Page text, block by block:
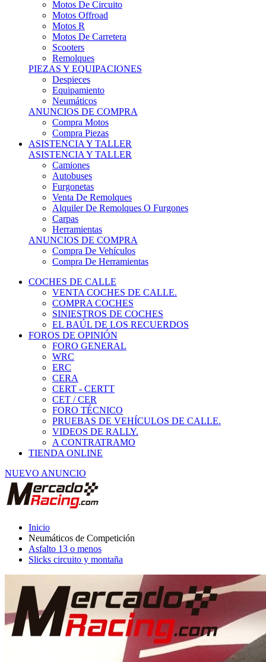
Motos R
Motos De Carretera
Scooters
Remolques
PIEZAS Y EQUIPACIONES
Despieces
Equipamiento
Neumáticos
ANUNCIOS DE COMPRA
Compra Motos
Compra Piezas
ASISTENCIA Y TALLER
ASISTENCIA Y TALLER
Camiones
Autobuses
Furgonetas
Venta De Remolques
Alquiler De Remolques O Furgones
Carpas
Herramientas
ANUNCIOS DE COMPRA
Compra De Vehículos
Compra De Herramientas
COCHES DE CALLE
VENTA COCHES DE CALLE.
COMPRA COCHES
SINIESTROS DE COCHES
EL BAÚL DE LOS RECUERDOS
FOROS DE OPINIÓN
FORO GENERAL
WRC
ERC
CERA
CERT - CERTT
CET / CER
FORO TÉCNICO
PRUEBAS DE VEHÍCULOS DE CALLE.
VIDEOS DE RALLY.
A CONTRATRAMO
TIENDA ONLINE
NUEVO ANUNCIO
Neumáticos de Competición
Asfalto 13 o menos
Slicks circuito y montaña